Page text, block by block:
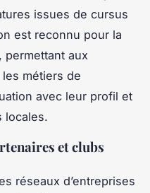
issues de cursus
est reconnu pour la
aux
métiers de
avec leur profil et
locales.
et clubs
réseaux d’entreprises